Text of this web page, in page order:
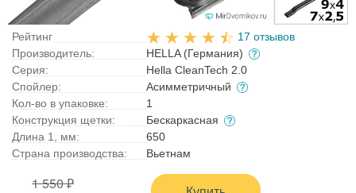
Рейтинг
17 отзывов
Производитель:
HELLA (Германия)
Серия:
Hella CleanTech 2.0
Спойлер:
Асимметричный
Кол-во в упаковке:
1
Конструкция щетки:
Бескаркасная
Длина 1, мм:
650
Страна производства:
Вьетнам
1 550 ₽